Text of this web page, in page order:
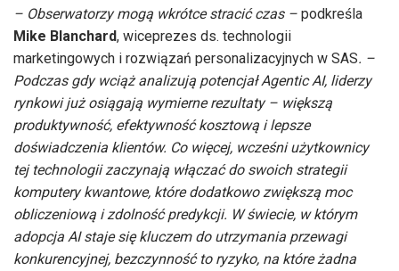
– Obserwatorzy mogą wkrótce stracić czas – podkreśla
Mike Blanchard, wiceprezes ds. technologii
marketingowych i rozwiązań personalizacyjnych w SAS. –
Podczas gdy wciąż analizują potencjał Agentic AI, liderzy
rynkowi już osiągają wymierne rezultaty – większą
produktywność, efektywność kosztową i lepsze
doświadczenia klientów. Co więcej, wcześni użytkownicy
tej technologii zaczynają włączać do swoich strategii
komputery kwantowe, które dodatkowo zwiększą moc
obliczeniową i zdolność predykcji. W świecie, w którym
adopcja AI staje się kluczem do utrzymania przewagi
konkurencyjnej, bezczynność to ryzyko, na które żadna